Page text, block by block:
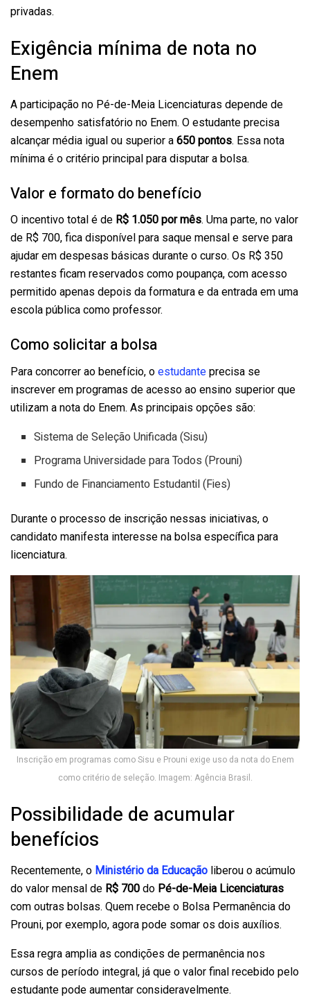
privadas.
Exigência mínima de nota no
Enem
A participação no Pé-de-Meia Licenciaturas depende de
desempenho satisfatório no Enem. O estudante precisa
alcançar média igual ou superior a 650 pontos. Essa nota
mínima é o critério principal para disputar a bolsa.
Valor e formato do benefício
O incentivo total é de R$ 1.050 por mês. Uma parte, no valor
de R$ 700, fica disponível para saque mensal e serve para
ajudar em despesas básicas durante o curso. Os R$ 350
restantes ficam reservados como poupança, com acesso
permitido apenas depois da formatura e da entrada em uma
escola pública como professor.
Como solicitar a bolsa
Para concorrer ao benefício, o estudante precisa se
inscrever em programas de acesso ao ensino superior que
utilizam a nota do Enem. As principais opções são:
Sistema de Seleção Unificada (Sisu)
Programa Universidade para Todos (Prouni)
Fundo de Financiamento Estudantil (Fies)
Durante o processo de inscrição nessas iniciativas, o
candidato manifesta interesse na bolsa específica para
licenciatura.
Inscrição em programas como Sisu e Prouni exige uso da nota do Enem
como critério de seleção. Imagem: Agência Brasil.
Possibilidade de acumular
benefícios
Recentemente, o Ministério da Educação liberou o acúmulo
do valor mensal de R$ 700 do Pé-de-Meia Licenciaturas
com outras bolsas. Quem recebe o Bolsa Permanência do
Prouni, por exemplo, agora pode somar os dois auxílios.
Essa regra amplia as condições de permanência nos
cursos de período integral, já que o valor final recebido pelo
estudante pode aumentar consideravelmente.